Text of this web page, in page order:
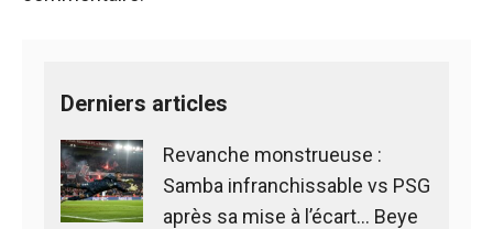
Derniers articles
Revanche monstrueuse :
Samba infranchissable vs PSG
après sa mise à l’écart… Beye